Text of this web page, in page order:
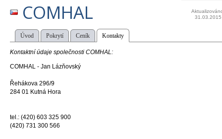
COMHAL
31.03.2015
Úvod Pokrytí Ceník Kontakty
Kontaktní údaje společnosti COMHAL:
COMHAL - Jan Lázňovský
Řehákova 296/9
284 01 Kutná Hora
tel.: (420) 603 325 900
(420) 731 300 566